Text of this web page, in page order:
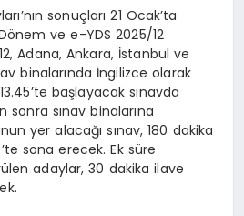
sonuçları 21 Ocak’ta
ve e-YDS 2025/12
Adana, Ankara, İstanbul ve
binalarında İngilizce olarak
başlayacak sınavda
sonra sınav binalarına
yer alacağı sınav, 180 dakika
sona erecek. Ek süre
adaylar, 30 dakika ilave